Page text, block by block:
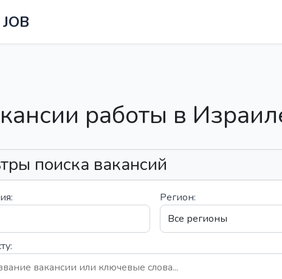
работы в
поиска вакансий
Регион: